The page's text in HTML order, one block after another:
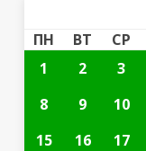
ПН ВТ СР
1
2 3
8
9 10
15
16 17